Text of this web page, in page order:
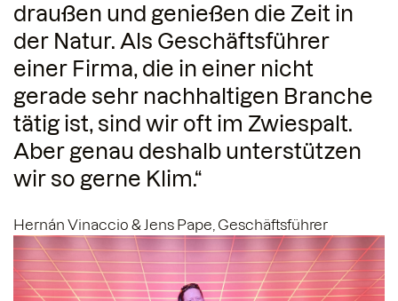
draußen und genießen die Zeit in
der Natur. Als Geschäftsführer
einer Firma, die in einer nicht
gerade sehr nachhaltigen Branche
tätig ist, sind wir oft im Zwiespalt.
Aber genau deshalb unterstützen
wir so gerne Klim.“
Hernán Vinaccio & Jens Pape, Geschäftsführer